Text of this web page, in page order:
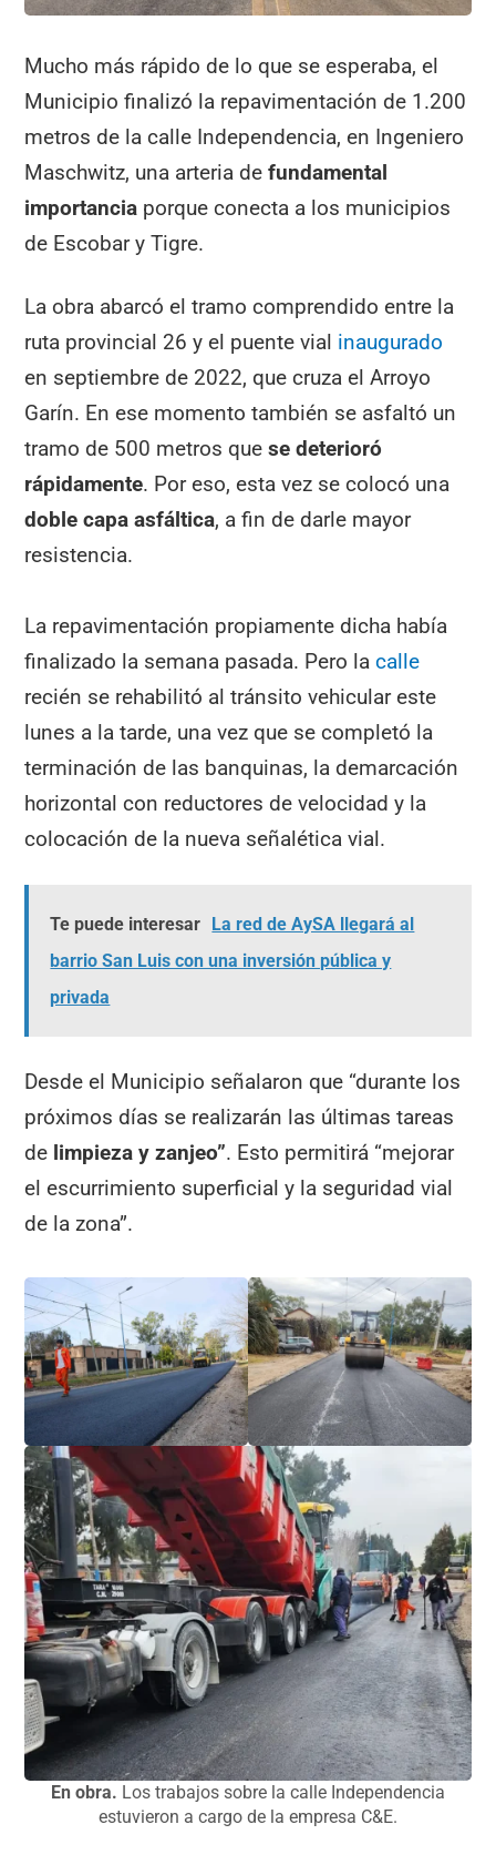
Mucho más rápido de lo que se esperaba, el
Municipio finalizó la repavimentación de 1.200
metros de la calle Independencia, en Ingeniero
Maschwitz, una arteria defundamental
importancia porque conecta a los municipios
de Escobar y Tigre.
La obra abarcó el tramo comprendido entre la
ruta provincial 26 y el puente vial inaugurado
en septiembre de 2022, que cruza el Arroyo
Garín. En ese momento también se asfaltó un
tramo de 500 metros quese deterioró
rápidamente. Por eso, esta vez se colocó una
doble capa asfáltica, a fin de darle mayor
resistencia.
La repavimentación propiamente dicha había
finalizado la semana pasada. Pero lacalle
recién se rehabilitó al tránsito vehicular este
lunes a la tarde, una vez que se completó la
terminación de las banquinas, la demarcación
horizontal con reductores de velocidad y la
colocación de la nueva señalética vial.
Te puede interesar La red de AySA llegará al
barrio San Luis con una inversión pública y
privada
Desde el Municipio señalaron que “durante los
próximos días se realizarán las últimas tareas
de limpieza y zanjeo”. Esto permitirá “mejorar
el escurrimiento superficial y la seguridad vial
de la zona”.
En obra. Los trabajos sobre la calle Independencia
estuvieron a cargo de la empresa C&E.